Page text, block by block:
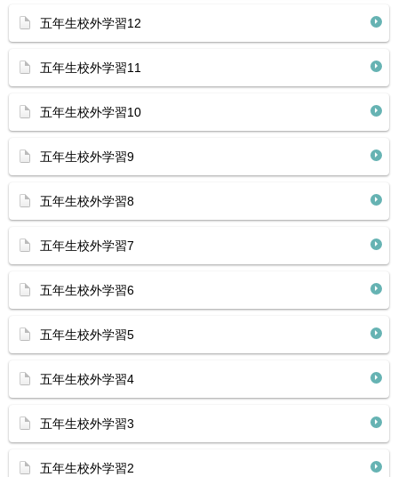
五年生校外学習12
五年生校外学習11
五年生校外学習10
五年生校外学習9
五年生校外学習8
五年生校外学習7
五年生校外学習6
五年生校外学習5
五年生校外学習4
五年生校外学習3
五年生校外学習2